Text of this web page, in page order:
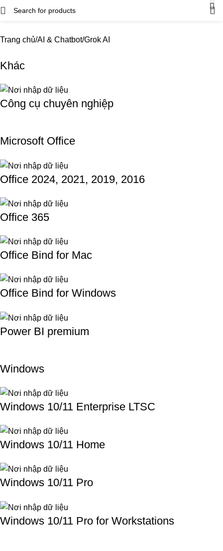
Trang chủ AI & Chatbot Grok AI
Khác
Công cụ chuyên nghiệp
Microsoft Office
Office 2024, 2021, 2019, 2016
Office 365
Office Bind for Mac
Office Bind for Windows
Power BI premium
Windows
Windows 10/11 Enterprise LTSC
Windows 10/11 Home
Windows 10/11 Pro
Windows 10/11 Pro for Workstations